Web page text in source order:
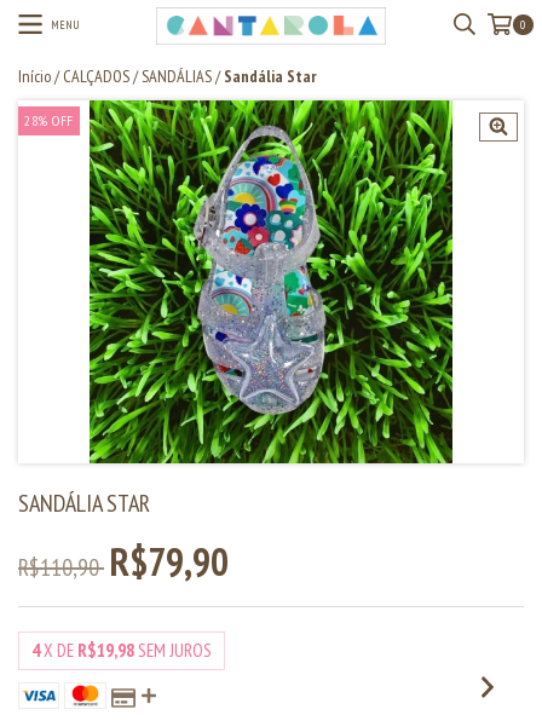
MENU 0
Início/ CALÇADOS/SANDÁLIAS/ Sandália Star
28% OFF
SANDÁLIA STAR
R$110,90 R$79,90
4X DE R$19,98SEM JUROS